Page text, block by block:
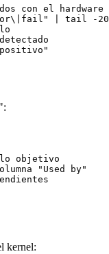
con el hardware
| tail -20
objetivo
"Used by"
kernel: